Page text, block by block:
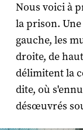
Nous voici à
la prison.
gauche, les
droite, de
délimitent la
dite, où
désœuvrés